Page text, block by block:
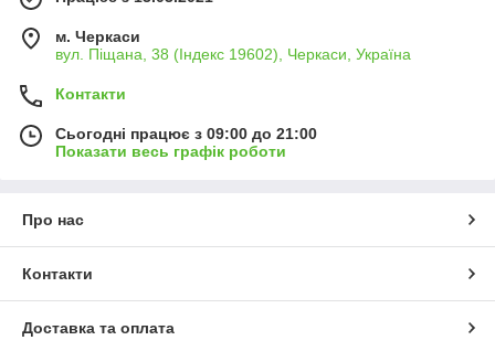
м. Черкаси
вул. Піщана, 38 (Індекс 19602), Черкаси, Україна
Контакти
Сьогодні працює з 09:00 до 21:00
Показати весь графік роботи
Про нас
Контакти
Доставка та оплата